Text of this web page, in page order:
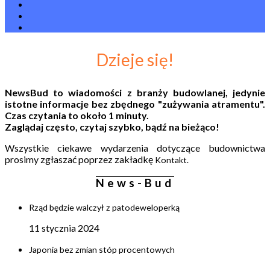
Dzieje się!
NewsBud to wiadomości z branży budowlanej, jedynie
istotne informacje bez zbędnego "zużywania atramentu".
Czas czytania to około 1 minuty.
Zaglądaj często, czytaj szybko, bądź na bieżąco!
Wszystkie ciekawe wydarzenia dotyczące budownictwa
prosimy zgłaszać poprzez zakładkę Kontakt.
News-Bud
Rząd będzie walczył z patodeweloperką
11 stycznia 2024
Japonia bez zmian stóp procentowych